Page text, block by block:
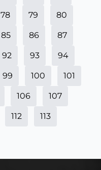
78 79 80
85 86 87
92 93 94
99 100 101
106 107
112 113